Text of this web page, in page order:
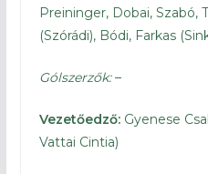
Preininger, Dobai, Szabó,
(Szórádi), Bódi, Farkas
Gólszerzők:–
Vezetőedző:Gyenese
Vattai Cintia)